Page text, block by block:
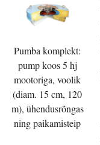
Pumba komplekt:
pump koos 5 hj
mootoriga, voolik
(diam. 15 cm, 120
m), ühendusrõngas
ning paikamisteip